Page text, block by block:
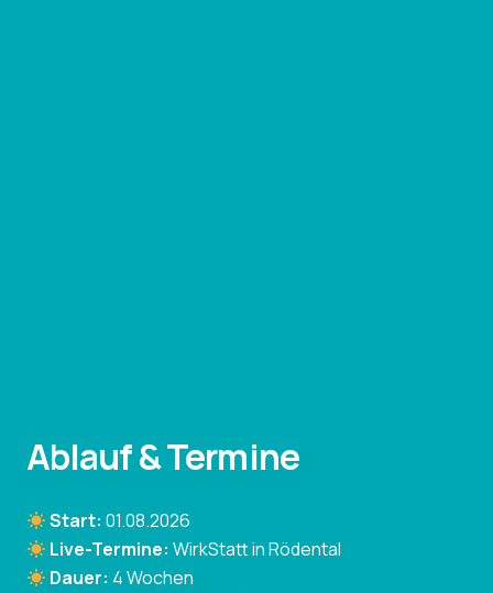
Ablauf & Termine
Start: 01.08.2026
Live-Termine: WirkStatt in Rödental
Dauer: 4 Wochen